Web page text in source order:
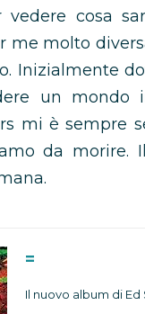
vedere cosa
me molto
Inizialmente
un mondo
mi è sempre
da morire.
=
Il nuovo album di Ed